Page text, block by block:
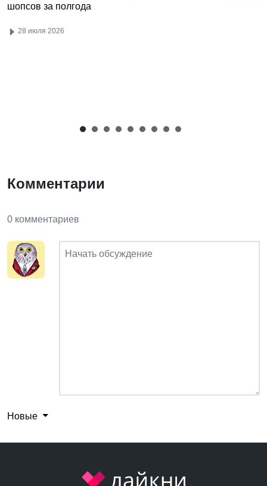
шопсов за полгода
28 июля 2026
Комментарии
0 комментариев
Новые